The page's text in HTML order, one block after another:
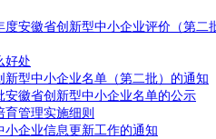
度安徽省创新型中小企业评价（第二
好处
新型中小企业名单（第二批）的通知
安徽省创新型中小企业名单的公示
管理实施细则
企业信息更新工作的通知